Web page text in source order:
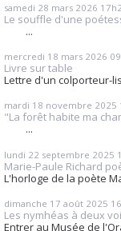
samedi 28 mars 2026
Le souffle d'une
...
mercredi 18 mars 2026
Livre sur table
Lettre d'un colporteur-
mardi 18 novembre 2025
"La forêt habite ma
...
lundi 22 septembre 2025
Marie-Paule Richard
L'horloge de la poète
dimanche 17 août 2025
Les nymhéas à deux
Entrer au Musée de